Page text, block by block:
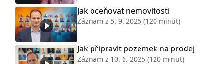
Jak oceňovat nemovitosti
Záznam z 5. 9. 2025 (120 minut)
Jak připravit pozemek na prodej
Záznam z 10. 6. 2025 (120 minut)